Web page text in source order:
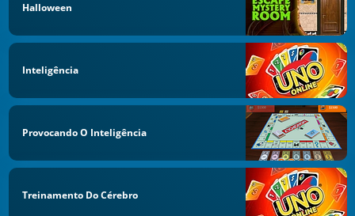
Halloween
Inteligência
Provocando O Inteligência
Treinamento Do Cérebro